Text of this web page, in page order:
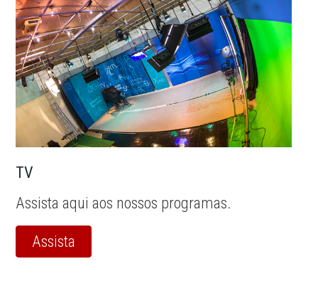
TV
Assista aqui aos nossos programas.
Assista